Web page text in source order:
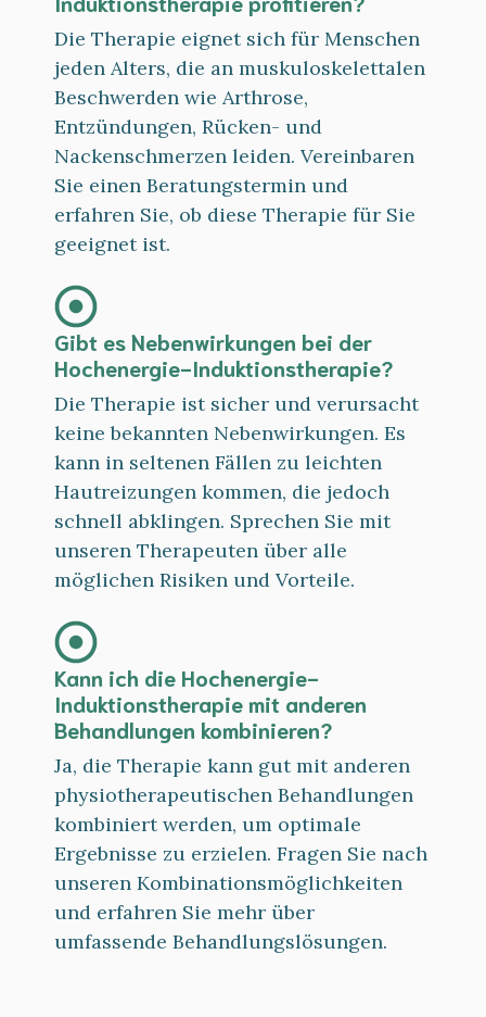
Die Therapie eignet sich für Menschen
jeden Alters, die an muskuloskelettalen
Beschwerden wie Arthrose,
Entzündungen, Rücken- und
Nackenschmerzen leiden. Vereinbaren
Sie einen Beratungstermin und
erfahren Sie, ob diese Therapie für Sie
geeignet ist.
Gibt es Nebenwirkungen bei der
Hochenergie-Induktionstherapie?
Die Therapie ist sicher und verursacht
keine bekannten Nebenwirkungen. Es
kann in seltenen Fällen zu leichten
Hautreizungen kommen, die jedoch
schnell abklingen. Sprechen Sie mit
unseren Therapeuten über alle
möglichen Risiken und Vorteile.
Kann ich die Hochenergie-
Induktionstherapie mit anderen
Behandlungen kombinieren?
Ja, die Therapie kann gut mit anderen
physiotherapeutischen Behandlungen
kombiniert werden, um optimale
Ergebnisse zu erzielen. Fragen Sie nach
unseren Kombinationsmöglichkeiten
und erfahren Sie mehr über
umfassende Behandlungslösungen.